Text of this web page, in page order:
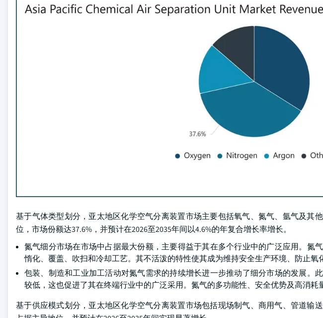
基于气体类型划分，亚太地区化学空气分离装置市场主要包括氧气、氮气、氩气及其
位，市场份额达37.6%，并预计在2026至2035年间以4.6%的年复合增长率增长。
氮气细分市场在市场中占据最大份额，主要得益于其在多个行业中的广泛应用。氮
惰化、覆盖、吹扫和冷却工艺。其不活泼的特性使其成为维持安全生产环境、防止氧
包装、制造和工业加工活动对氮气需求的持续增长进一步推动了细分市场的发展。
较低，这也促进了其在终端行业中的广泛采用。氮气的多功能性、安全优势及高消耗
基于供应模式划分，亚太地区化学空气分离装置市场包括现场制气、商用气、管道输